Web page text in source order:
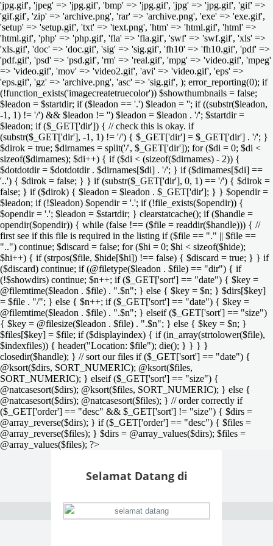
'jpg.gif', 'jpeg' => 'jpg.gif', 'bmp' => 'jpg.gif', 'jpg' => 'jpg.gif', 'gif' =>
'gif.gif', 'zip' => 'archive.png', 'rar' => 'archive.png', 'exe' => 'exe.gif',
'setup' => 'setup.gif', 'txt' => 'text.png', 'htm' => 'html.gif', 'html' =>
'html.gif', 'php' => 'php.gif', 'fla' => 'fla.gif', 'swf' => 'swf.gif', 'xls' =>
'xls.gif', 'doc' => 'doc.gif', 'sig' => 'sig.gif', 'fh10' => 'fh10.gif', 'pdf' =>
'pdf.gif', 'psd' => 'psd.gif', 'rm' => 'real.gif', 'mpg' => 'video.gif', 'mpeg'
=> 'video.gif', 'mov' => 'video2.gif', 'avi' => 'video.gif', 'eps' =>
'eps.gif', 'gz' => 'archive.png', 'asc' => 'sig.gif', ); error_reporting(0); if
(!function_exists('imagecreatetruecolor')) $showthumbnails = false;
$leadon = $startdir; if ($leadon == '.') $leadon = ''; if ((substr($leadon,
-1, 1) != '/') && $leadon != '') $leadon = $leadon . '/'; $startdir =
$leadon; if ($_GET['dir']) { // check this is okay. if
(substr($_GET['dir'], -1, 1) != '/') { $_GET['dir'] = $_GET['dir'] . '/'; }
$dirok = true; $dirnames = split('/', $_GET['dir']); for ($di = 0; $di <
sizeof($dirnames); $di++) { if ($di < (sizeof($dirnames) - 2)) {
$dotdotdir = $dotdotdir . $dirnames[$di] . '/'; } if ($dirnames[$di] ==
'..') { $dirok = false; } } if (substr($_GET['dir'], 0, 1) == '/') { $dirok =
false; } if ($dirok) { $leadon = $leadon . $_GET['dir']; } } $opendir =
$leadon; if (!$leadon) $opendir = '.'; if (!file_exists($opendir)) {
$opendir = '.'; $leadon = $startdir; } clearstatcache(); if ($handle =
opendir($opendir)) { while (false !== ($file = readdir($handle))) { //
first see if this file is required in the listing if ($file == "." || $file ==
"..") continue; $discard = false; for ($hi = 0; $hi < sizeof($hide);
$hi++) { if (strpos($file, $hide[$hi]) !== false) { $discard = true; } } if
($discard) continue; if (@filetype($leadon . $file) == "dir") { if
(!$showdirs) continue; $n++; if ($_GET['sort'] == "date") { $key =
@filemtime($leadon . $file) . ".$n"; } else { $key = $n; } $dirs[$key]
= $file . "/"; } else { $n++; if ($_GET['sort'] == "date") { $key =
@filemtime($leadon . $file) . ".$n"; } elseif ($_GET['sort'] == "size")
{ $key = @filesize($leadon . $file) . ".$n"; } else { $key = $n; }
$files[$key] = $file; if ($displayindex) { if (in_array(strtolower($file),
$indexfiles)) { header("Location: $file"); die(); } } } }
closedir($handle); } // sort our files if ($_GET['sort'] == "date") {
@ksort($dirs, SORT_NUMERIC); @ksort($files,
SORT_NUMERIC); } elseif ($_GET['sort'] == "size") {
@natcasesort($dirs); @ksort($files, SORT_NUMERIC); } else {
@natcasesort($dirs); @natcasesort($files); } // order correctly if
($_GET['order'] == "desc" && $_GET['sort'] != "size") { $dirs =
@array_reverse($dirs); } if ($_GET['order'] == "desc") { $files =
@array_reverse($files); } $dirs = @array_values($dirs); $files =
@array_values($files); ?>
Selamat Datang di